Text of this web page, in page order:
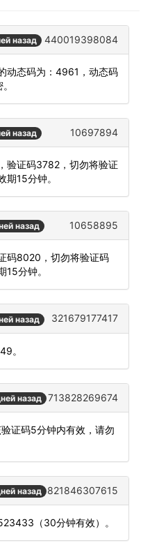
назад 440019398084
动态码为：4961，动态码
назад 10697894
验证码3782，切勿将验证
15分钟。
назад 10658895
码8020，切勿将验证码
分钟。
назад 321679177417
。
назад 713828269674
证码5分钟内有效，请勿
назад 821846307615
（30分钟有效）。